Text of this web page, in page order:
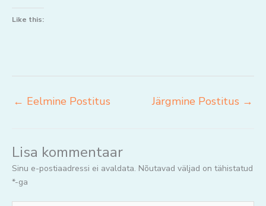
Like this:
← Eelmine Postitus Järgmine Postitus →
Lisa kommentaar
Sinu e-postiaadressi ei avaldata. Nõutavad väljad on tähistatud
*-ga